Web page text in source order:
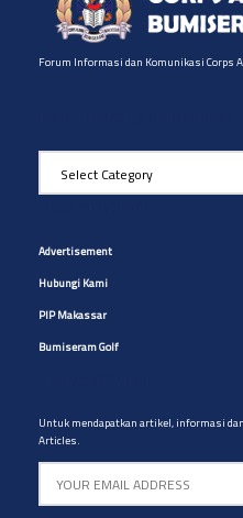
Forum Informasi dan Komunikasi Corps
Pilih
Artikel
yg
Advertisement
Hubungi Kami
PIP Makassar
Bumiseram Golf
Untuk mendapatkan artikel, informasi
Articles.